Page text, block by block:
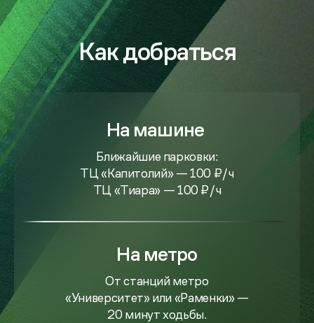
Как добраться
На машине
Ближайшие парковки:
ТЦ «Капитолий» — 100 ₽/ч
ТЦ «Тиара» — 100 ₽/ч
На метро
От станций метро
«Университет» или «Раменки» —
20 минут ходьбы.